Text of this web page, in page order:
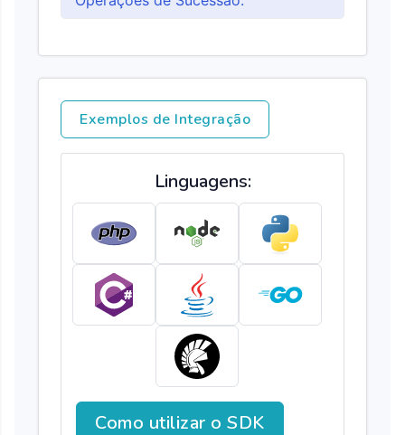
Exemplos de Integração
Linguagens:
Como utilizar o SDK